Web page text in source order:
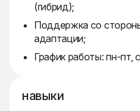
(гибрид);
Поддержка со
адаптации;
График работы: пн-пт,
навыки